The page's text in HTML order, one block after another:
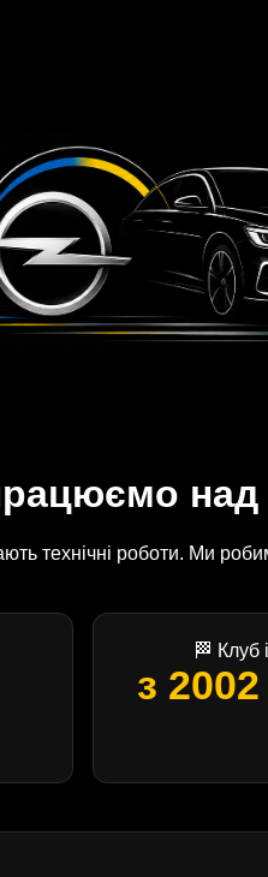
над
технічні роботи. Ми
🏁 Клуб
з